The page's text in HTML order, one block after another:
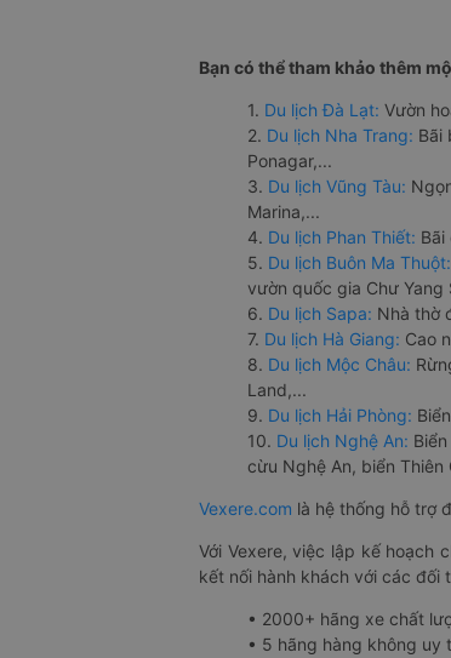
Bạn có thể tham khảo thêm
1. Du lịch Đà Lạt: Vườn
2. Du lịch Nha Trang: Bãi
Ponagar,...
3. Du lịch Vũng Tàu:
Marina,...
4. Du lịch Phan Thiết: Bãi
5. Du lịch Buôn Ma Thuột:
vườn quốc gia Chư Yang
6. Du lịch Sapa: Nhà thờ
7. Du lịch Hà Giang: Cao
8. Du lịch Mộc Châu:
Land,...
9. Du lịch Hải Phòng:
10. Du lịch Nghệ An:
cừu Nghệ An, biển Thiên
Vexere.com là hệ thống hỗ trợ
Với Vexere, việc lập kế hoạch
kết nối hành khách với các
• 2000+ hãng xe chất
• 5 hãng hàng không uy